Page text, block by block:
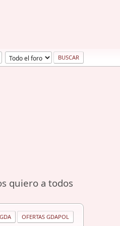
quiero a todos
OFERTAS GDAPOL